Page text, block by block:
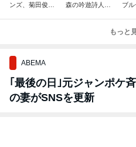
ンズ、菊田俊介
森の吟遊詩人PI
ブル
もっと
ABEMA
｢最後の日｣元ジャンポケ
の妻がSNSを更新